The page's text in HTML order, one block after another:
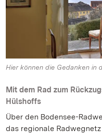
Hier können die Gedanken in
Mit dem Rad zum
Hülshoffs
Über den Bodensee-
das regionale